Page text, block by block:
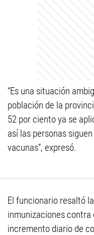
“Es una situación
población de la
52 por ciento ya se
así las personas
vacunas”, expresó.
El funcionario resaltó
inmunizaciones contra
incremento diario de